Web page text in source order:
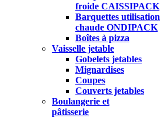
froide CAISSIPACK
Barquettes utilisation
chaude ONDIPACK
Boîtes à pizza
Vaisselle jetable
Gobelets jetables
Mignardises
Coupes
Couverts jetables
Boulangerie et
pâtisserie